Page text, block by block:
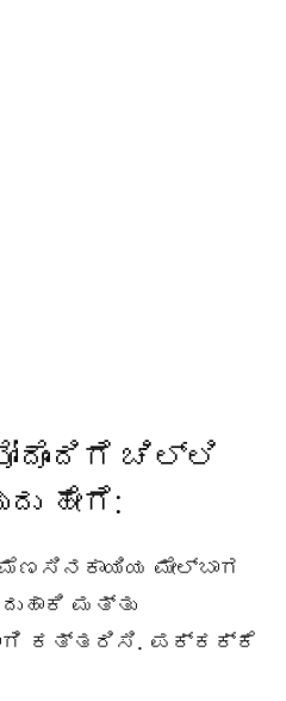
ಚಿಲ್ಲಿ
ಹೇಗೆ:
ಮೇಲ್ಬಾಗ
ಮತ್ತು
ಕತ್ತರಿಸಿ. ಪಕ್ಕಕ್ಕೆ